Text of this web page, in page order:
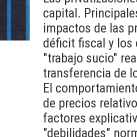
capital.
impactos de las
déficit fiscal y los
"trabajo sucio"
transferencia de
El
de precios
factores
"debilidades"